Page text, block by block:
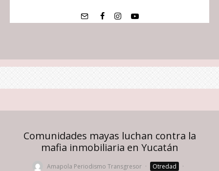
Comunidades mayas luchan contra la
mafia inmobiliaria en Yucatán
Amapola Periodismo Transgresor · Otredad
·